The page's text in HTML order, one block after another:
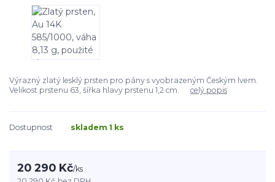
Výrazný zlatý lesklý prsten pro pány s vyobrazeným Českým lvem.
Velikost prstenu 63, šířka hlavy prstenu 1,2 cm. celý popis
Dostupnost skladem 1 ks
20 290 Kč/ks